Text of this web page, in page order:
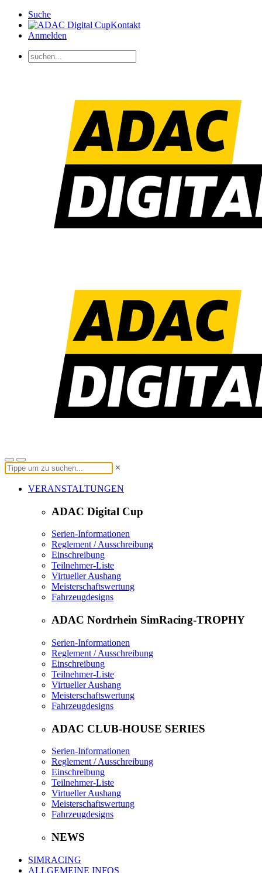
Suche
Kontakt
Anmelden
×
VERANSTALTUNGEN
ADAC Digital Cup
Serien-Informationen
Reglement / Ausschreibung
Einschreibung
Teilnehmer-Liste
Virtueller Aushang
Meisterschaftswertung
Fahrzeugdesigns
ADAC Nordrhein SimRacing-TROPHY
Serien-Informationen
Reglement / Ausschreibung
Einschreibung
Teilnehmer-Liste
Virtueller Aushang
Meisterschaftswertung
Fahrzeugdesigns
ADAC CLUB-HOUSE SERIES
Serien-Informationen
Reglement / Ausschreibung
Einschreibung
Teilnehmer-Liste
Virtueller Aushang
Meisterschaftswertung
Fahrzeugdesigns
NEWS
SIMRACING
ALLGEMEINE INFOS